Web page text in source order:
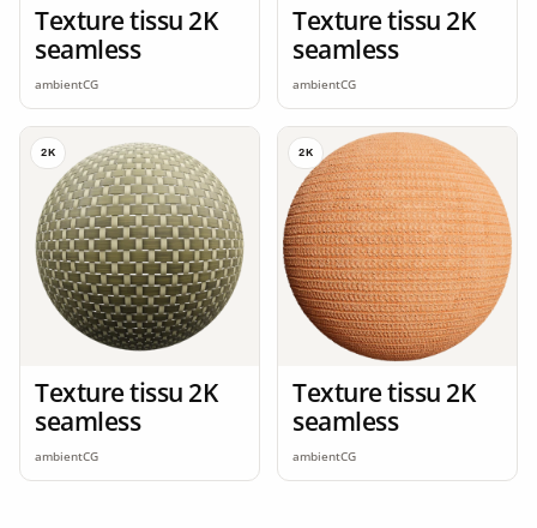
Texture tissu 2K
seamless
ambientCG
Texture tissu 2K
seamless
ambientCG
2K
Texture tissu 2K
seamless
ambientCG
2K
Texture tissu 2K
seamless
ambientCG